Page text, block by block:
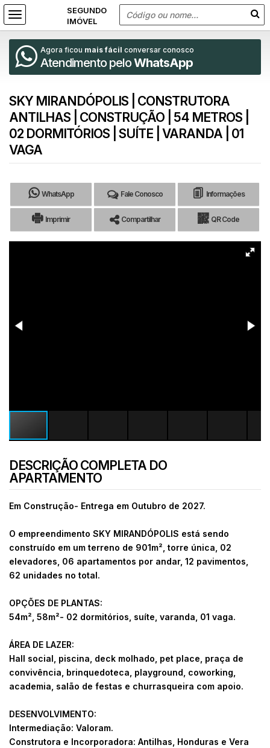
Agora ficou mais fácil conversar conosco
Atendimento peloWhatsApp
SKY MIRANDÓPOLIS | CONSTRUTORA
ANTILHAS | CONSTRUÇÃO | 54 METROS |
02 DORMITÓRIOS | SUÍTE | VARANDA | 01
VAGA
WhatsApp Fale Conosco Informações
Imprimir Compartilhar QR Code
DESCRIÇÃO COMPLETA DO
APARTAMENTO
Em Construção- Entrega em Outubro de 2027.
O empreendimento SKY MIRANDÓPOLIS está sendo
construído em um terreno de 901m², torre única, 02
elevadores, 06 apartamentos por andar, 12 pavimentos,
62 unidades no total.
OPÇÕES DE PLANTAS:
54m², 58m²- 02 dormitórios, suíte, varanda, 01 vaga.
ÁREA DE LAZER:
Hall social, piscina, deck molhado, pet place, praça de
convivência, brinquedoteca, playground, coworking,
academia, salão de festas e churrasqueira com apoio.
DESENVOLVIMENTO:
Intermediação: Valoram.
Construtora e Incorporadora: Antilhas, Honduras e Vera